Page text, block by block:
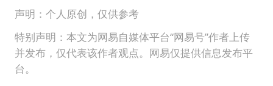
声明：个人原创，仅供参考
特别声明：本文为网易自媒体平台“网易号”作者上传
并发布，仅代表该作者观点。网易仅提供信息发布平
台。